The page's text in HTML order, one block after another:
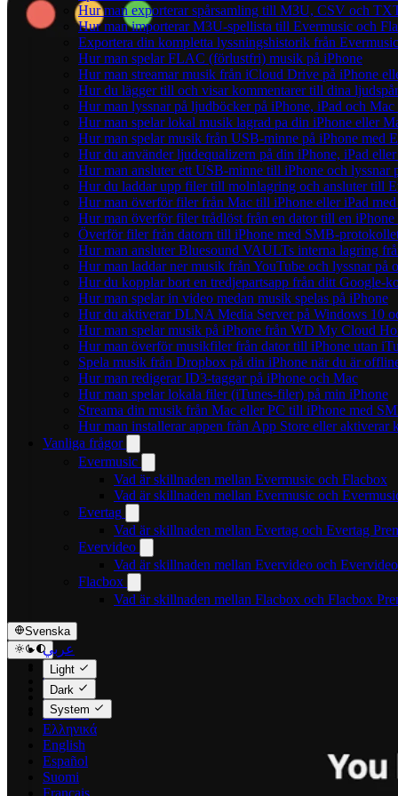
Hur man exporterar spårsamling till M3U, CSV och
Hur man importerar M3U-spellista till Evermusic och
Exportera din kompletta lyssningshistorik från
Hur man spelar FLAC (förlustfri) musik på iPhone
Hur man streamar musik från iCloud Drive på iPhone
Hur du lägger till och visar kommentarer till dina
Hur man lyssnar på ljudböcker på iPhone, iPad och
Hur man spelar lokal musik lagrad pa din iPhone eller
Hur man spelar musik från USB-minne på iPhone med
Hur du använder ljudequalizern på din iPhone, iPad
Hur man ansluter ett USB-minne till iPhone och lyssnar
Hur du laddar upp filer till molnlagring och ansluter till
Hur man överför filer från Mac till iPhone eller iPad
Hur man överför filer trådlöst från en dator till en
Överför filer från datorn till iPhone med SMB-
Hur man ansluter Bluesound VAULTs interna lagring
Hur man laddar ner musik från YouTube och lyssnar på
Hur du kopplar bort en tredjepartsapp från ditt Google-
Hur man spelar in video medan musik spelas på iPhone
Hur du aktiverar DLNA Media Server på Windows 10
Hur man spelar musik på iPhone från WD My Cloud
Hur man överför musikfiler från dator till iPhone utan
Spela musik från Dropbox på din iPhone när du är
Hur man redigerar ID3-taggar på iPhone och Mac
Hur man spelar lokala filer (iTunes-filer) på min iPhone
Streama din musik från Mac eller PC till iPhone med
Hur man installerar appen från App Store eller aktiverar
Vanliga frågor
Evermusic
Vad är skillnaden mellan Evermusic och Flacbox
Vad är skillnaden mellan Evermusic och
Evertag
Vad är skillnaden mellan Evertag och Evertag
Evervideo
Vad är skillnaden mellan Evervideo och
Flacbox
Vad är skillnaden mellan Flacbox och Flacbox
Svenska
عربي
Català
Čeština
Dansk
Deutsch
Ελληνικά
English
Español
Suomi
Français
Light
Dark
System